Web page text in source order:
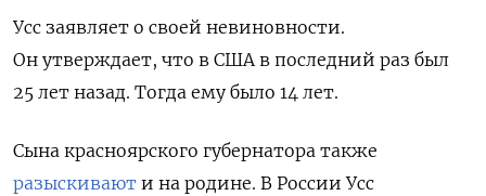
Усс заявляет о своей невиновности.
Он утверждает, что в США в последний раз был
25 лет назад. Тогда ему было 14 лет.
Сына красноярского губернатора также
разыскивают и на родине. В России Усс